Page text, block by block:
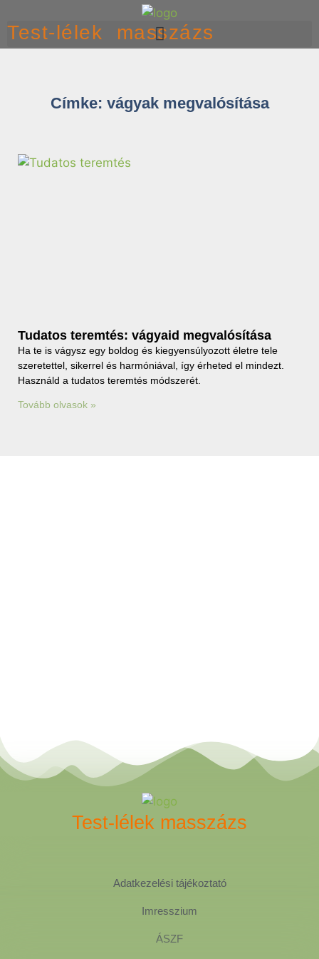
Test-lélek masszázs
Címke: vágyak megvalósítása
Tudatos teremtés: vágyaid megvalósítása
Ha te is vágysz egy boldog és kiegyensúlyozott életre tele
szeretettel, sikerrel és harmóniával, így érheted el mindezt.
Használd a tudatos teremtés módszerét.
Tovább olvasok »
Test-lélek masszázs
Adatkezelési tájékoztató
Imresszium
ÁSZF